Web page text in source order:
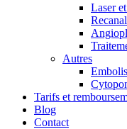
Laser
Autres
Tarifs et
Blog
Contact